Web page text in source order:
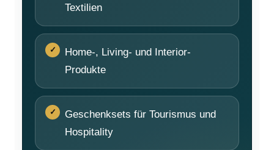
Textilien
Home-, Living- und Interior-
Produkte
Geschenksets für Tourismus und
Hospitality